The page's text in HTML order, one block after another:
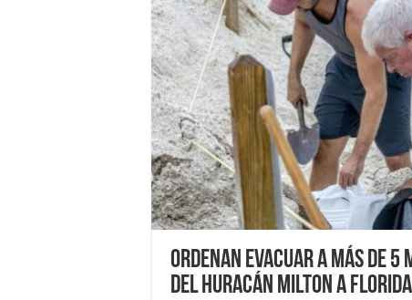
Ordenan evacuar a más de
del huracán Milton a Florida